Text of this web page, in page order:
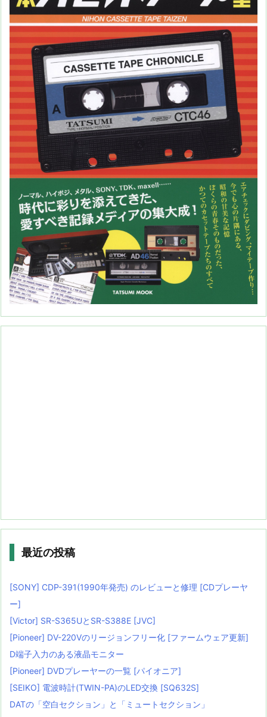
最近の投稿
[SONY] CDP-391(1990年発売) のレビューと修理 [CDプレーヤ
ー]
[Victor] SR-S365UとSR-S388E [JVC]
[Pioneer] DV-220Vのリージョンフリー化 [ファームウェア更新]
D端子入力のある液晶モニター
[Pioneer] DVDプレーヤーの一覧 [パイオニア]
[SEIKO] 電波時計(TWIN-PA)のLED交換 [SQ632S]
DATの「空白セクション」と「ミュートセクション」